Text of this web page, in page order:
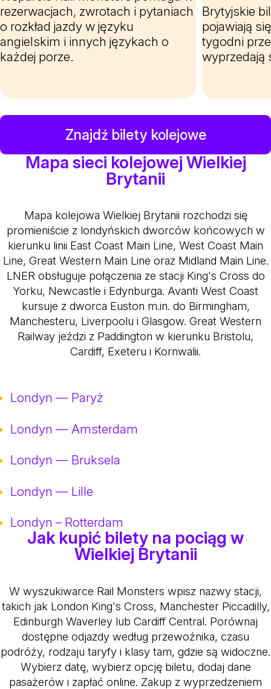
rezerwacjach, zwrotach i pytaniach
o rozkład jazdy w języku
angielskim i innych językach o
każdej porze.
Brytyjskie
pojawiają
tygodni
wyprzedają
Znajdź bilety kolejowe
Mapa sieci kolejowej Wielkiej
Brytanii
Mapa kolejowa Wielkiej Brytanii rozchodzi się
promieniście z londyńskich dworców końcowych w
kierunku linii East Coast Main Line, West Coast Main
Line, Great Western Main Line oraz Midland Main Line.
LNER obsługuje połączenia ze stacji King's Cross do
Yorku, Newcastle i Edynburga. Avanti West Coast
kursuje z dworca Euston m.in. do Birmingham,
Manchesteru, Liverpoolu i Glasgow. Great Western
Railway jeździ z Paddington w kierunku Bristolu,
Cardiff, Exeteru i Kornwalii.
Londyn — Paryż
Londyn — Amsterdam
Londyn — Bruksela
Londyn — Lille
Londyn – Rotterdam
Jak kupić bilety na pociąg w
Wielkiej Brytanii
W wyszukiwarce Rail Monsters wpisz nazwy stacji,
takich jak London King's Cross, Manchester Piccadilly,
Edinburgh Waverley lub Cardiff Central. Porównaj
dostępne odjazdy według przewoźnika, czasu
podróży, rodzaju taryfy i klasy tam, gdzie są widoczne.
Wybierz datę, wybierz opcję biletu, dodaj dane
pasażerów i zapłać online. Zakup z wyprzedzeniem